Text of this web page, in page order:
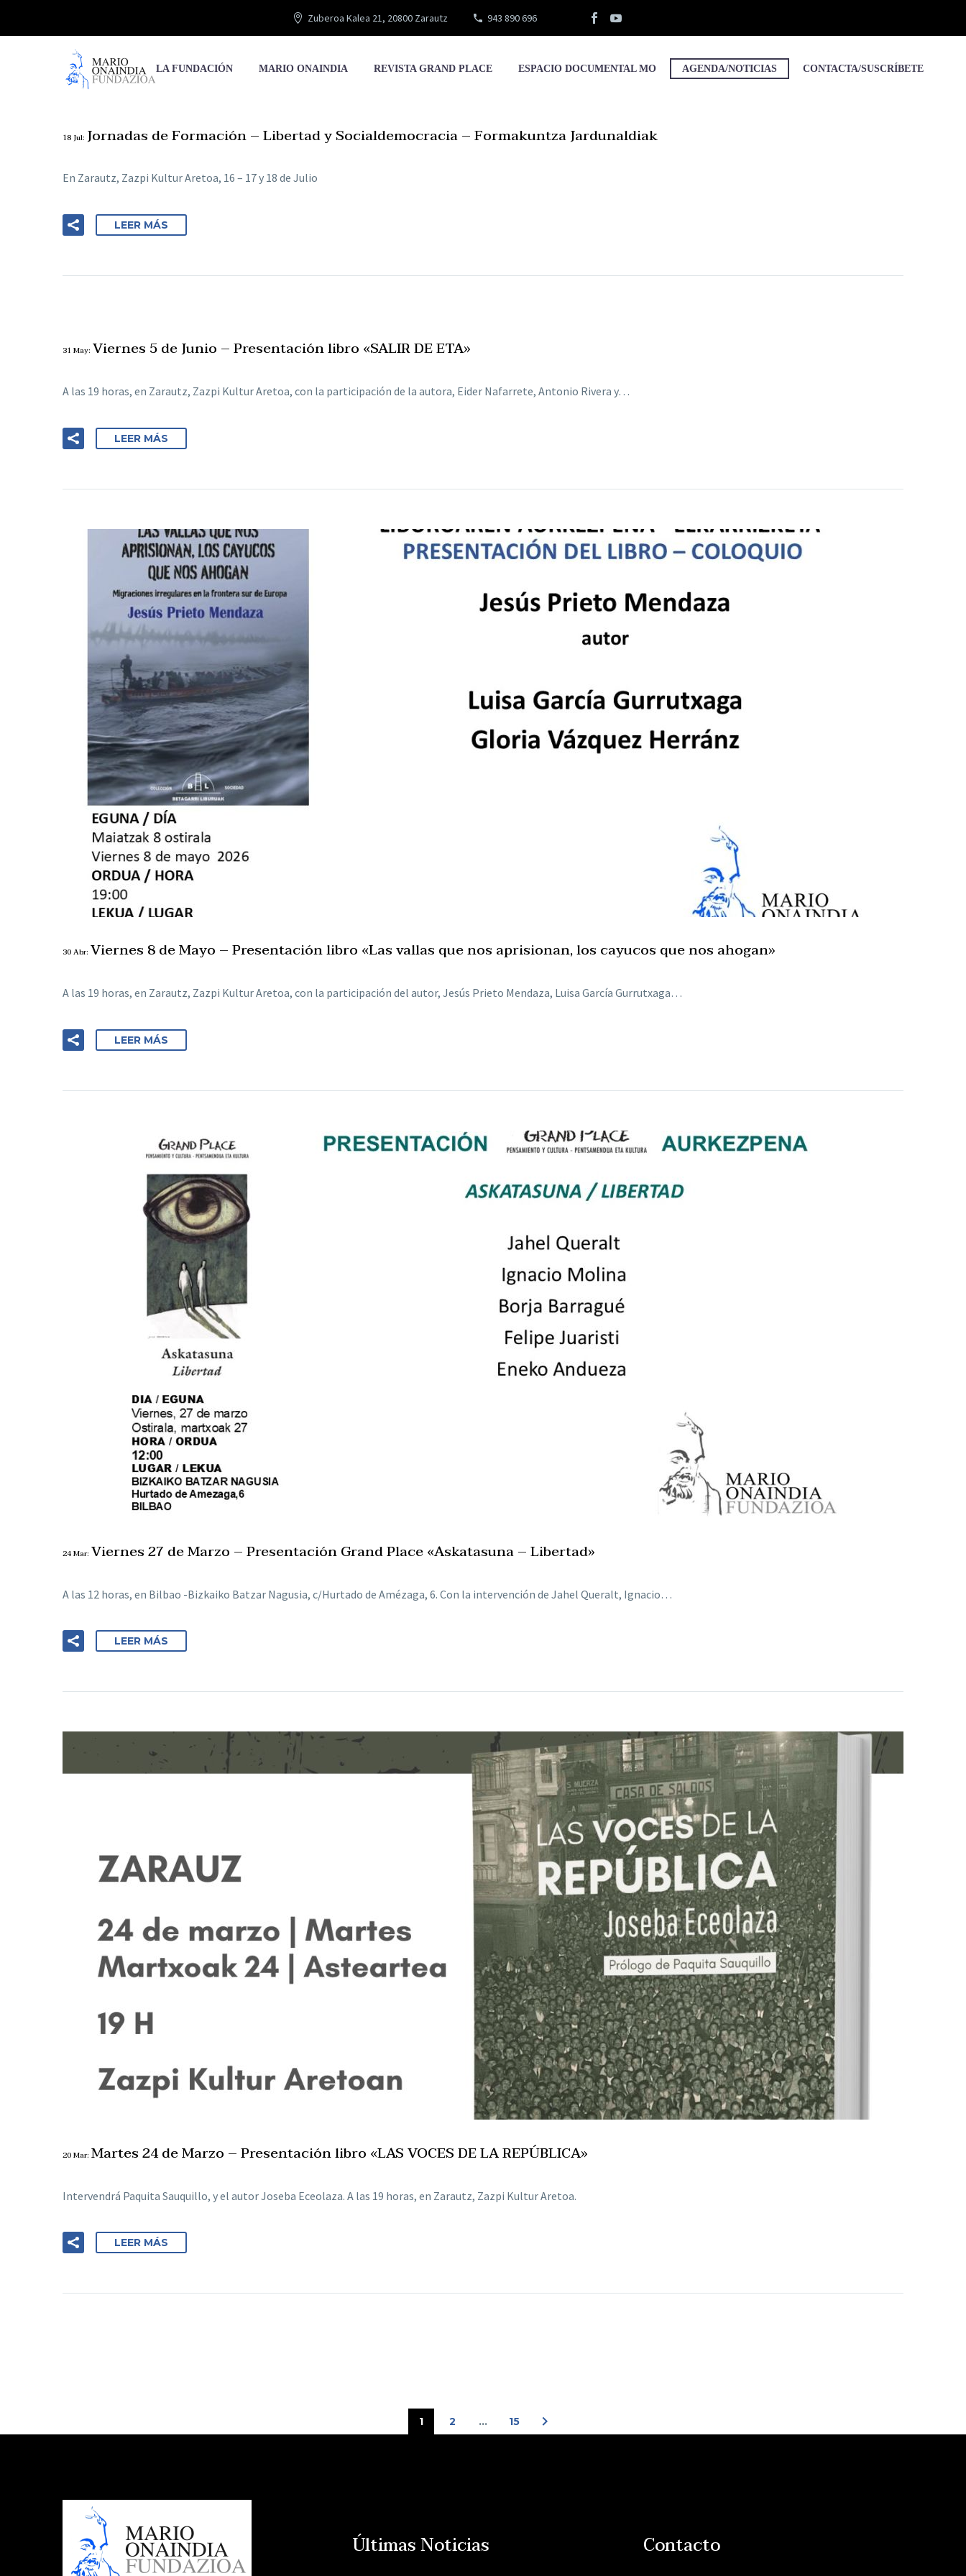
Zuberoa Kalea 21, 20800 Zarautz 943 890 696
LA FUNDACIÓN MARIO ONAINDIA REVISTA GRAND PLACE ESPACIO DOCUMENTAL MO AGENDA/NOTICIAS CONTACTA/SUSCRÍBETE
18 Jul: Jornadas de Formación – Libertad y Socialdemocracia – Formakuntza Jardunaldiak
En Zarautz, Zazpi Kultur Aretoa, 16 – 17 y 18 de Julio
LEER MÁS
31 May: Viernes 5 de Junio – Presentación libro «SALIR DE ETA»
A las 19 horas, en Zarautz, Zazpi Kultur Aretoa, con la participación de la autora, Eider Nafarrete, Antonio Rivera y…
LEER MÁS
30 Abr: Viernes 8 de Mayo – Presentación libro «Las vallas que nos aprisionan, los cayucos que nos ahogan»
A las 19 horas, en Zarautz, Zazpi Kultur Aretoa, con la participación del autor, Jesús Prieto Mendaza, Luisa García Gurrutxaga…
LEER MÁS
24 Mar: Viernes 27 de Marzo – Presentación Grand Place «Askatasuna – Libertad»
A las 12 horas, en Bilbao -Bizkaiko Batzar Nagusia, c/Hurtado de Amézaga, 6. Con la intervención de Jahel Queralt, Ignacio…
LEER MÁS
20 Mar: Martes 24 de Marzo – Presentación libro «LAS VOCES DE LA REPÚBLICA»
Intervendrá Paquita Sauquillo, y el autor Joseba Eceolaza. A las 19 horas, en Zarautz, Zazpi Kultur Aretoa.
LEER MÁS
1 2 … 15
Últimas Noticias Contacto